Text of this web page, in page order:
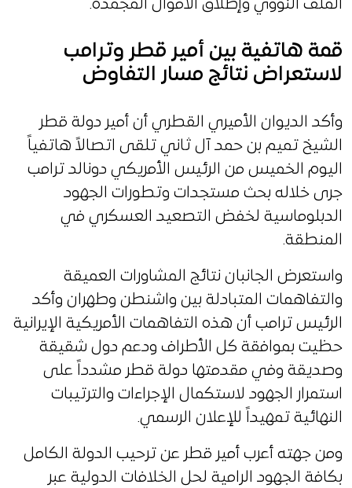
الملف النووي وإطلاق الأموال المجمدة.
قمة هاتفية بين أمير قطر وترامب
لاستعراض نتائج مسار التفاوض
وأكد الديوان الأميري القطري أن أمير دولة قطر
الشيخ تميم بن حمد آل ثاني تلقى اتصالاً هاتفياً
اليوم الخميس من الرئيس الأمريكي دونالد ترامب
جرى خلاله بحث مستجدات وتطورات الجهود
الدبلوماسية لخفض التصعيد العسكري في
المنطقة.
واستعرض الجانبان نتائج المشاورات العميقة
والتفاهمات المتبادلة بين واشنطن وطهران وأكد
الرئيس ترامب أن هذه التفاهمات الأمريكية الإيرانية
حظيت بموافقة كل الأطراف ودعم دول شقيقة
وصديقة وفي مقدمتها دولة قطر مشدداً على
استمرار الجهود لاستكمال الإجراءات والترتيبات
النهائية تمهيداً للإعلان الرسمي.
ومن جهته أعرب أمير قطر عن ترحيب الدولة الكامل
بكافة الجهود الرامية لحل الخلافات الدولية عبر